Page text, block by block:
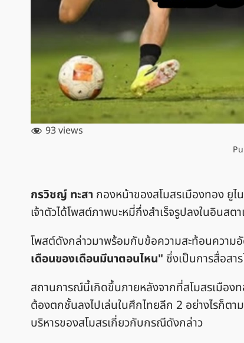
93 views
กรวิชญ์ ทะสา กองหน้าของสโมสรเมืองทอง ยู
เจ้าตัวได้โพสต์ภาพบะหมี่กึ่งสำเร็จรูปลงในอินส
โพสต์ดังกล่าวมาพร้อมกับข้อความสะท้อนความอั
เดือนของเดือนมีนาตอนไหน" ซึ่งเป็นการสื่อสา
สถานการณ์นี้เกิดขึ้นภายหลังจากที่สโมสรเมือ
ต้องตกชั้นลงไปเล่นในศึกไทยลีก 2 อย่างไรก็ต
บริหารของสโมสรเกี่ยวกับกรณีดังกล่าว